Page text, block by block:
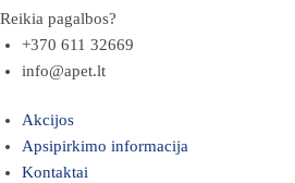
Reikia pagalbos?
+370 611 32669
info@apet.lt
Akcijos
Apsipirkimo informacija
Kontaktai